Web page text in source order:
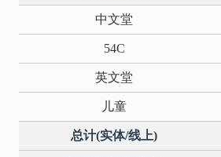
中文堂
54C
英文堂
儿童
总计(实体/线上)